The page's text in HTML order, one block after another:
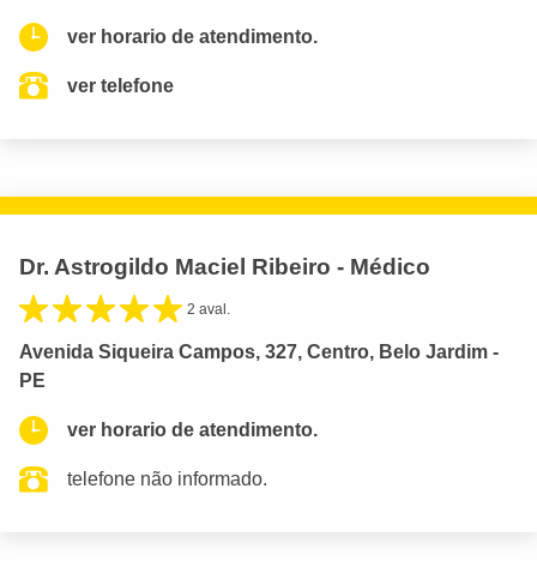
ver horario de atendimento.
ver telefone
Dr. Astrogildo Maciel Ribeiro - Médico
2 aval.
Avenida Siqueira Campos, 327, Centro, Belo Jardim -
PE
ver horario de atendimento.
telefone não informado.